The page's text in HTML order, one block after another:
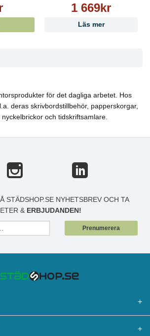
1 669kr
Läs mer
för det dagliga arbetet. Hos
deras skrivbordstillbehör, papperskorgar,
och tidskriftsamlare.
STÄDSHOP.SE NYHETSBREV OCH TA
& ERBJUDANDEN!
Prenumerera
+
+